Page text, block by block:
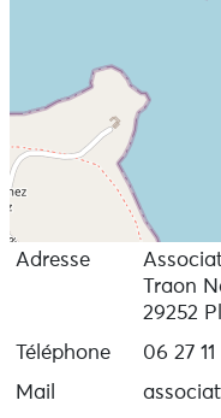
Adresse
Traon
29252
Téléphone
06 27
Mail